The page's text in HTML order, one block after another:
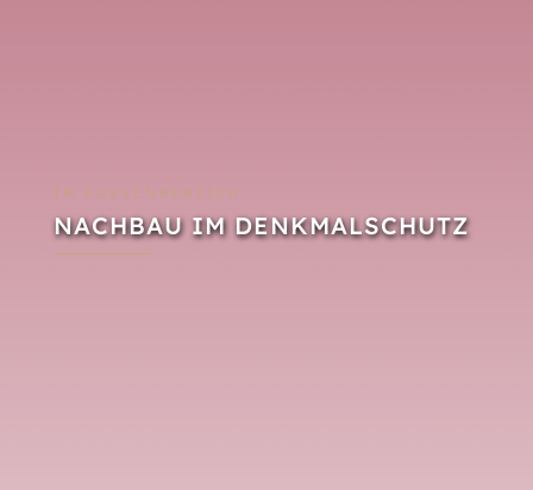
IM AUSSENBEREICH
NACHBAU IM DENKMALSCHUTZ